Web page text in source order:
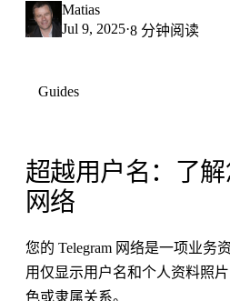
Matias
Jul 9, 2025·8 分钟阅读
Guides
超越用户名：了解
网络
您的 Telegram 网络是一项业务
用仅显示用户名和个人资料照
色或隶属关系。